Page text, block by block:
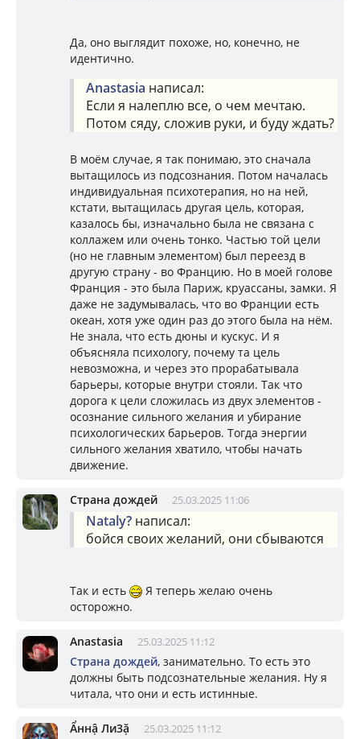
Да, оно выглядит похоже, но, конечно, не
идентично.
Anastasia написал:
Если я налеплю все, о чем мечтаю.
Потом сяду, сложив руки, и буду ждать?
В моём случае, я так понимаю, это сначала
вытащилось из подсознания. Потом началась
индивидуальная психотерапия, но на ней,
кстати, вытащилась другая цель, которая,
казалось бы, изначально была не связана с
коллажем или очень тонко. Частью той цели
(но не главным элементом) был переезд в
другую страну - во Францию. Но в моей голове
Франция - это была Париж, круассаны, замки. Я
даже не задумывалась, что во Франции есть
океан, хотя уже один раз до этого была на нём.
Не знала, что есть дюны и кускус. И я
объясняла психологу, почему та цель
невозможна, и через это прорабатывала
барьеры, которые внутри стояли. Так что
дорога к цели сложилась из двух элементов -
осознание сильного желания и убирание
психологических барьеров. Тогда энергии
сильного желания хватило, чтобы начать
движение.
Страна дождей 25.03.2025 11:06
Nataly? написал:
бойся своих желаний, они сбываются
Так и есть
Я теперь желаю очень
осторожно.
Anastasia 25.03.2025 11:12
Страна дождей, занимательно. То есть это
должны быть подсознательные желания. Ну я
читала, что они и есть истинные.
Ẩннậ Ли3ặ 25.03.2025 11:12